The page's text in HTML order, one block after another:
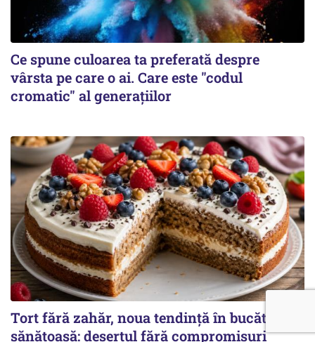
Ce spune culoarea ta preferată despre
vârsta pe care o ai. Care este "codul
cromatic" al generațiilor
Tort fără zahăr, noua tendință în bucătăria
sănătoasă: desertul fără compromisuri